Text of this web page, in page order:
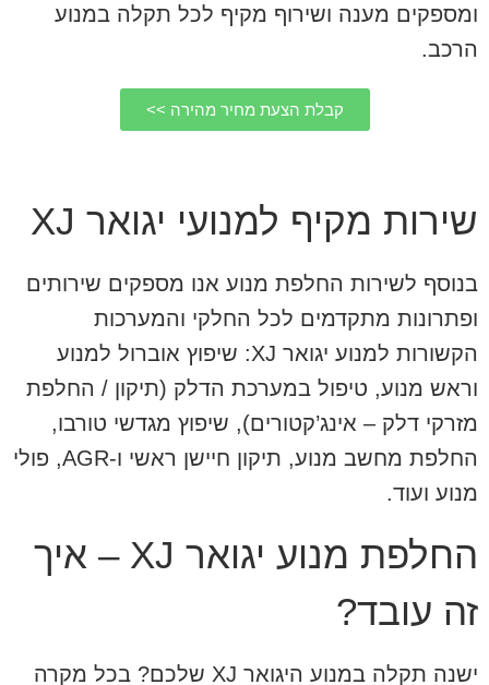
ומספקים מענה ושירוף מקיף לכל תקלה במנוע
הרכב.
קבלת הצעת מחיר מהירה >>
שירות מקיף למנועי יגואר XJ
בנוסף לשירות החלפת מנוע אנו מספקים שירותים
ופתרונות מתקדמים לכל החלקי והמערכות
הקשורות למנוע יגואר XJ: שיפוץ אוברול למנוע
וראש מנוע, טיפול במערכת הדלק (תיקון / החלפת
מזרקי דלק – אינג’קטורים), שיפוץ מגדשי טורבו,
החלפת מחשב מנוע, תיקון חיישן ראשי ו-AGR, פולי
מנוע ועוד.
החלפת מנוע יגואר XJ – איך
זה עובד?
ישנה תקלה במנוע היגואר XJ שלכם? בכל מקרה